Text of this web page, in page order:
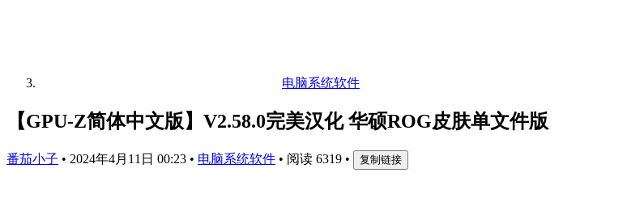
电脑系统软件
【GPU-Z简体中文版】V2.58.0完美汉化 华硕ROG皮肤单文件版
番茄小子 • 2024年4月11日 00:23 • 电脑系统软件 • 阅读 6319 • 复制链接